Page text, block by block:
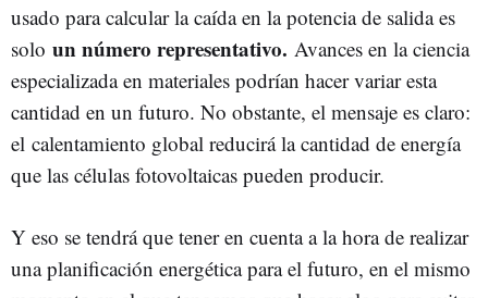
usado para calcular la caída en la potencia de salida es
solo un número representativo. Avances en la ciencia
especializada en materiales podrían hacer variar esta
cantidad en un futuro. No obstante, el mensaje es claro:
el calentamiento global reducirá la cantidad de energía
que las células fotovoltaicas pueden producir.
Y eso se tendrá que tener en cuenta a la hora de realizar
una planificación energética para el futuro, en el mismo